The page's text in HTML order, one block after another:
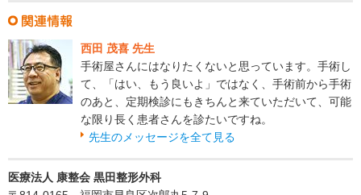
西田 茂喜 先生
手術屋さんにはなりたくないと思っています。手術し
て、「はい、もう良いよ」ではなく、手術前から手術
のあと、定期検診にもきちんと来ていただいて、可能
な限り長く患者さんを診たいですね。
先生のメッセージを全て見る
医療法人 康整会 黒田整形外科